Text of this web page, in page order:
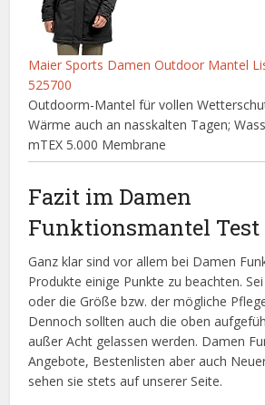
Maier Sports Damen Outdoor Mantel
525700
Outdoorm-Mantel für vollen
Wärme auch an nasskalten Tagen;
mTEX 5.000 Membrane
Fazit im Damen
Funktionsmantel Test
Ganz klar sind vor allem bei Damen
Produkte einige Punkte zu beachten.
oder die Größe bzw. der mögliche
Dennoch sollten auch die oben
außer Acht gelassen werden. Damen
Angebote, Bestenlisten aber auch
sehen sie stets auf unserer Seite.